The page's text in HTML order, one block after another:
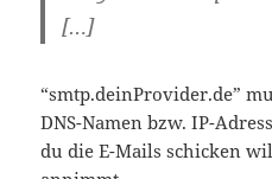
[…]
“smtp.deinProvider.de”
DNS-Namen bzw. IP-
du die E-Mails schicken